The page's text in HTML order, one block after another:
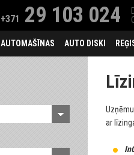
+371 29 103 024
AUTOMAŠĪNAS AUTO DISKI
ar